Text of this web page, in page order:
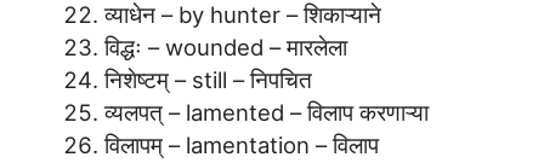
व्याधेन – by hunter – शिकाऱ्याने
विद्धः – wounded – मारलेला
निशेष्टम् – still – निपचित
व्यलपत् – lamented – विलाप करणाऱ्या
विलापम् – lamentation – विलाप